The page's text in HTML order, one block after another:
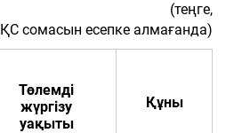
сомасын есепке алмағанда)
Төлемді
жүргізу
уақыты
Құны